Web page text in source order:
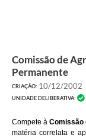
Relatório de Viagens
Diárias
Prestação de Contas
Comissão de
Permanente
CRIAÇÃO: 10/12/2002
UNIDADE DELIBERATIVA:
Compete à Comissão
matéria correlata e